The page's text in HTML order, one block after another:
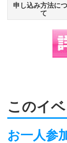
申し込み方法に
て
このイ
お一人参